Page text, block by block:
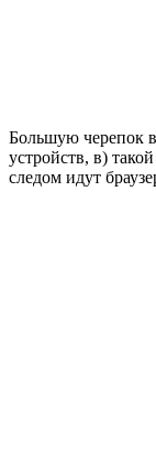
Большую черепок
устройств, в)
следом идут